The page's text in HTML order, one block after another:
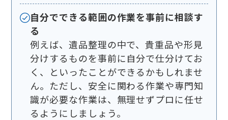
自分でできる範囲の作業を事前に相談す
る
例えば、遺品整理の中で、貴重品や形見
分けするものを事前に自分で仕分けてお
く、といったことができるかもしれませ
ん。ただし、安全に関わる作業や専門知
識が必要な作業は、無理せずプロに任せ
るようにしましょう。